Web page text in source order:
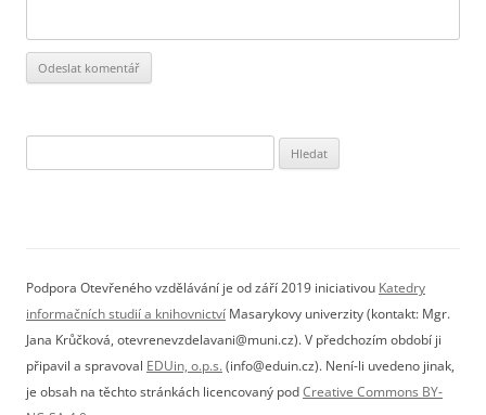
Podpora Otevřeného vzdělávání je od září 2019 iniciativou Katedry
informačních studií a knihovnictví Masarykovy univerzity (kontakt: Mgr.
Jana Krůčková, otevrenevzdelavani@muni.cz). V předchozím období ji
připavil a spravoval EDUin, o.p.s. (info@eduin.cz). Není-li uvedeno jinak,
je obsah na těchto stránkách licencovaný podCreative Commons BY-